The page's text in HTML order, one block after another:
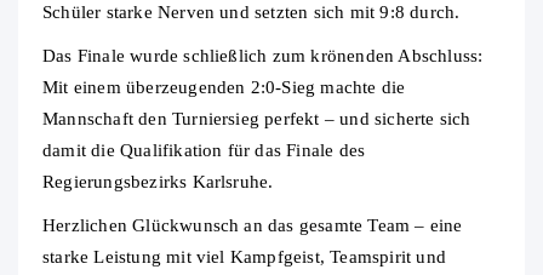
Schüler starke Nerven und setzten sich mit 9:8 durch.
Das Finale wurde schließlich zum krönenden Abschluss:
Mit einem überzeugenden 2:0-Sieg machte die
Mannschaft den Turniersieg perfekt – und sicherte sich
damit die Qualifikation für das Finale des
Regierungsbezirks Karlsruhe.
Herzlichen Glückwunsch an das gesamte Team – eine
starke Leistung mit viel Kampfgeist, Teamspirit und